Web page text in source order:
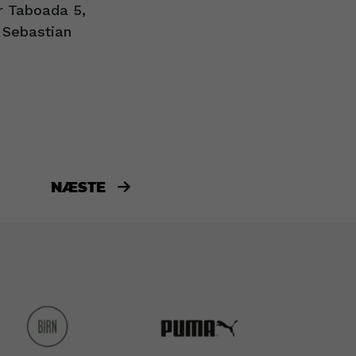
Taboada 5,
NÆSTE 